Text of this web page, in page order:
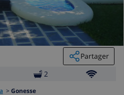
Partager
2
> Gonesse